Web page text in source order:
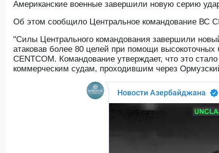
Американские военные завершили новую серию
Oб этом сообщило Центральное командование ВС
"Силы Центрального командования завершили
атаковав более 80 целей при помощи высокоточных
CENTCOM. Командование утверждает, что это
коммерческим судам, проходившим через